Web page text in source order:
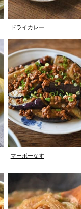
ドライカレー
マーボーなす